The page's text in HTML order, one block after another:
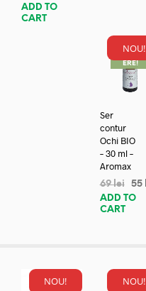
ADD TO
CART
NOU!
REDUC
ERE!
Ser
contur
Ochi BIO
– 30 ml –
Aromax
69lei 55
ADD TO
CART
NOU!
REDUC
NOU!